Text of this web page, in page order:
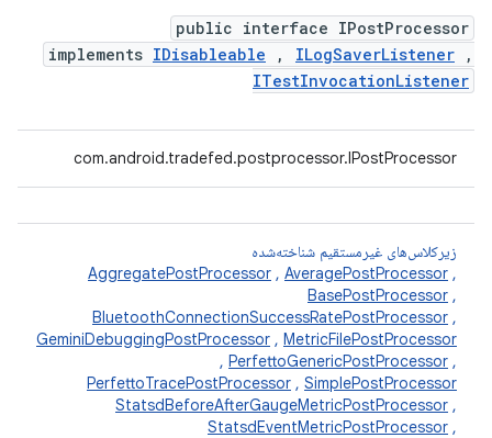
public interface IPostProcessor
implements IDisableable , ILogSaverListener ,
ITestInvocationListener
com.android.tradefed.postprocessor.IPostProcessor
زیرکلاس‌های غیرمستقیم شناخته‌شده
AggregatePostProcessor , AveragePostProcessor ,
BasePostProcessor ,
BluetoothConnectionSuccessRatePostProcessor ,
GeminiDebuggingPostProcessor , MetricFilePostProcessor
, PerfettoGenericPostProcessor ,
PerfettoTracePostProcessor , SimplePostProcessor
StatsdBeforeAfterGaugeMetricPostProcessor ,
StatsdEventMetricPostProcessor ,